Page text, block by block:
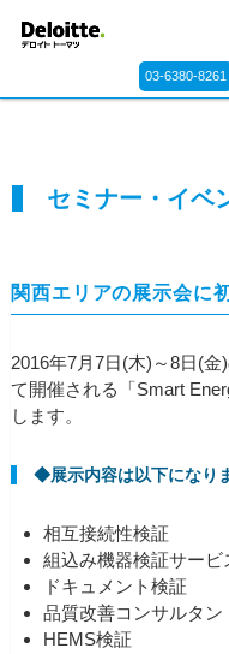
03-6380-8261
セミナー・イベ
関西エリアの展示会に
2016年7月7日(木)～8日(
て開催される「Smart
します。
◆展示内容は以下になり
相互接続性検証
組込み機器検証サービ
ドキュメント検証
品質改善コンサルタン
HEMS検証